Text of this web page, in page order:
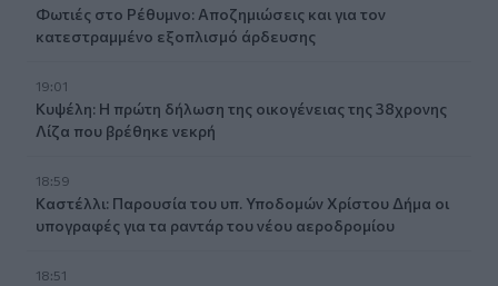
Φωτιές στο Ρέθυμνο: Αποζημιώσεις και για τον
κατεστραμμένο εξοπλισμό άρδευσης
19:01
Κυψέλη: Η πρώτη δήλωση της οικογένειας της 38χρονης
Λίζα που βρέθηκε νεκρή
18:59
Καστέλλι: Παρουσία του υπ. Υποδομών Χρίστου Δήμα οι
υπογραφές για τα ραντάρ του νέου αεροδρομίου
18:51